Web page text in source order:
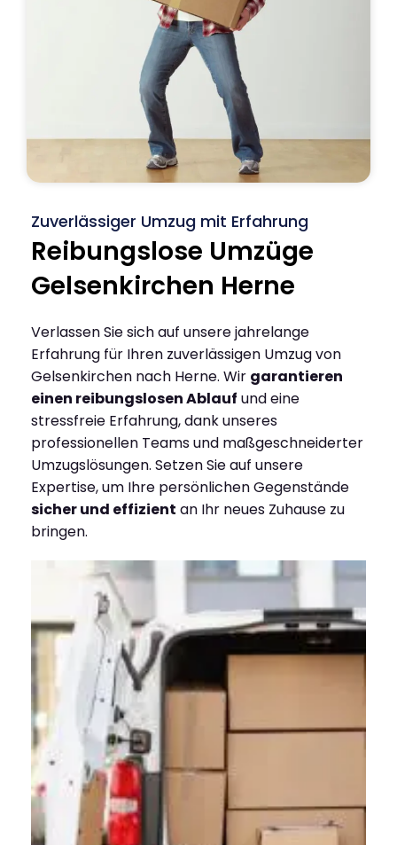
Zuverlässiger Umzug mit Erfahrung
Reibungslose Umzüge
Gelsenkirchen Herne
Verlassen Sie sich auf unsere jahrelange
Erfahrung für Ihren zuverlässigen Umzug von
Gelsenkirchen nach Herne. Wir garantieren
einen reibungslosen Ablauf und eine
stressfreie Erfahrung, dank unseres
professionellen Teams und maßgeschneiderter
Umzugslösungen. Setzen Sie auf unsere
Expertise, um Ihre persönlichen Gegenstände
sicher und effizient an Ihr neues Zuhause zu
bringen.